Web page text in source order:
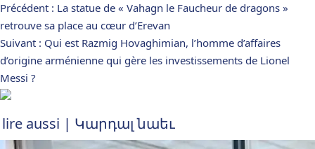
Navigation
d’article
Précédent : La statue de « Vahagn le Faucheur de dragons »
retrouve sa place au cœur d’Erevan
Suivant : Qui est Razmig Hovaghimian, l’homme d’affaires
d’origine arménienne qui gère les investissements de Lionel
Messi ?
lire aussi | Կարդալ նաեւ